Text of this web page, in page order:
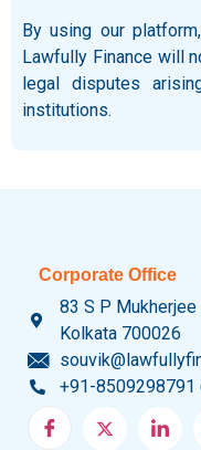
By using our
Lawfully Finance will
legal disputes
institutions.
Corporate Office
83 S P
Kolkata 700026
+91-8509298791